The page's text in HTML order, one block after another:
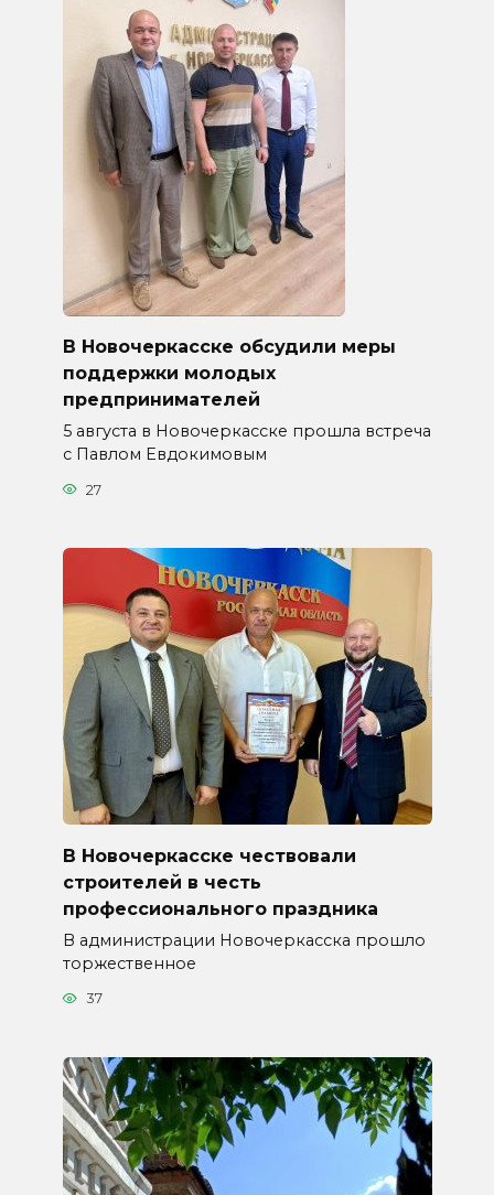
В Новочеркасске обсудили меры
поддержки молодых
предпринимателей
5 августа в Новочеркасске прошла встреча
с Павлом Евдокимовым
27
В Новочеркасске чествовали
строителей в честь
профессионального праздника
В администрации Новочеркасска прошло
торжественное
37